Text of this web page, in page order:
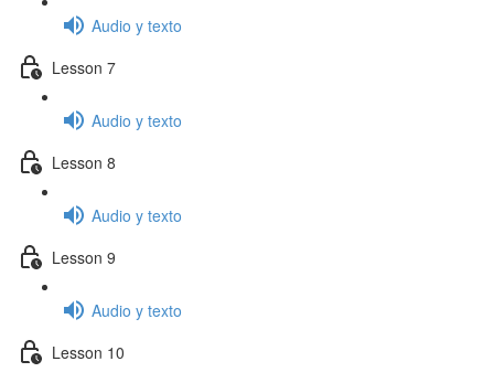
Audio y texto
Lesson 7
Audio y texto
Lesson 8
Audio y texto
Lesson 9
Audio y texto
Lesson 10